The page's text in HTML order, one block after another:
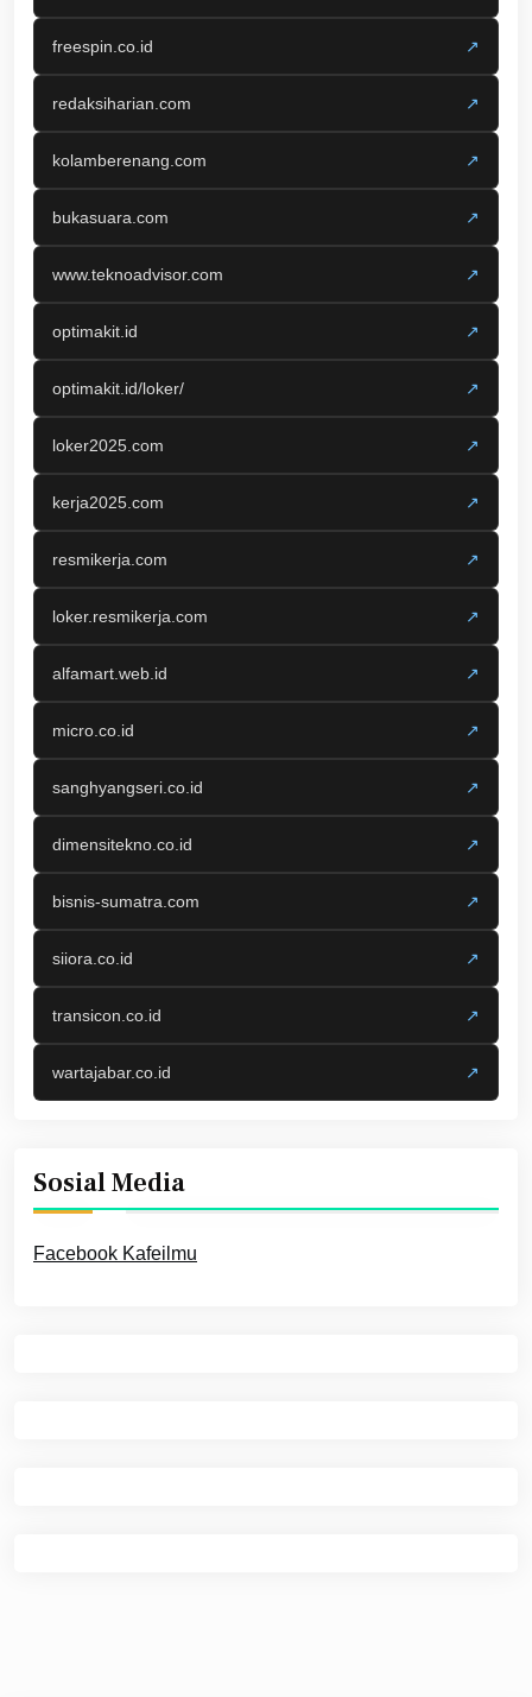
freespin.co.id ↗
redaksiharian.com ↗
kolamberenang.com ↗
bukasuara.com ↗
www.teknoadvisor.com ↗
optimakit.id ↗
optimakit.id/loker/ ↗
loker2025.com ↗
kerja2025.com ↗
resmikerja.com ↗
loker.resmikerja.com ↗
alfamart.web.id ↗
micro.co.id ↗
sanghyangseri.co.id ↗
dimensitekno.co.id ↗
bisnis-sumatra.com ↗
siiora.co.id ↗
transicon.co.id ↗
wartajabar.co.id ↗
Sosial Media
Facebook Kafeilmu